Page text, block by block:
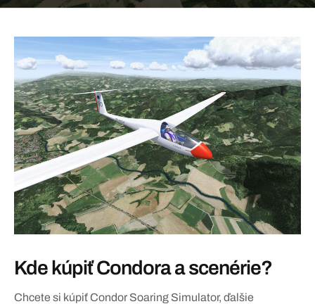
Kde kúpiť Condora a scenérie?
Chcete si kúpiť Condor Soaring Simulator, ďalšie